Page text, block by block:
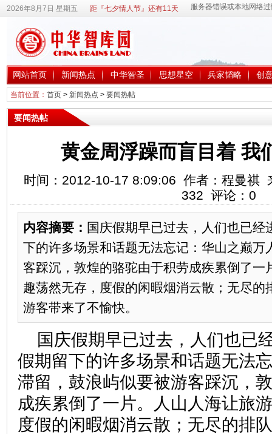
2026年8月7日 星期五 距『七夕情人节』还有11天
网站首页 新闻热点 中华智圣 思想星空 兵家韬略 创
当前位置： 首页> 新闻热点 > 要闻热帖
要闻热帖
黄金周浮躁而盲目着 我
时间：2012-10-17 8:09:06 作者：程曼祺
332 评论： 0
内容摘要： 国庆假期早已过去，人们也已经
下的许多场景和话题无法忘记：华山之巅万
客踩沉，敦煌的骆驼由于积劳成疾累倒了一
趣荡然无存，度假的闲暇烟消云散；无尽的
游客带来了不愉快。
国庆假期早已过去，人们也已
假期留下的许多场景和话题无法
滞留，鼓浪屿似要被游客踩沉，
成疾累倒了一片。人山人海让旅
度假的闲暇烟消云散；无尽的排